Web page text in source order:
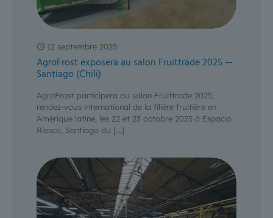
12 septembre 2025
AgroFrost exposera au salon Fruittrade 2025 —
Santiago (Chili)
AgroFrost participera au salon Fruittrade 2025,
rendez-vous international de la filière fruitière en
Amérique latine, les 22 et 23 octobre 2025 à Espacio
Riesco, Santiago du […]